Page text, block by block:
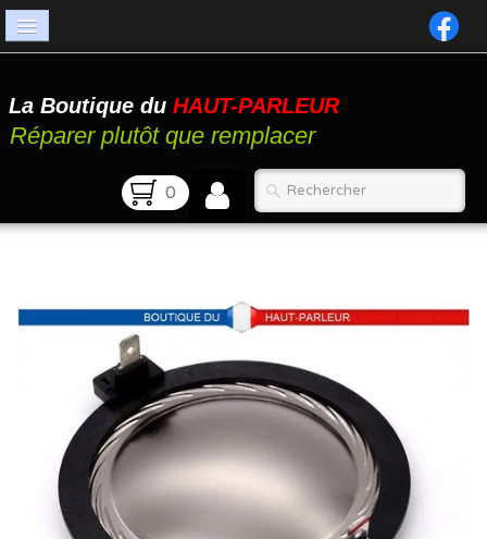
Catalogue
Atelier
La Boutique du HAUT-PARLEUR
Réparer plutôt que remplacer
0